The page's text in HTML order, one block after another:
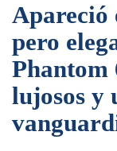
Apareció
pero
Phantom
lujosos y